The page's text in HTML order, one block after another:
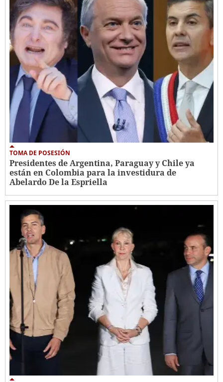
TOMA DE POSESIÓN
Presidentes de Argentina, Paraguay y Chile ya
están en Colombia para la investidura de
Abelardo De la Espriella